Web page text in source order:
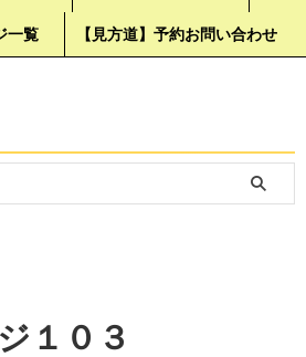
一覧 【見方道】予約お問い合わせ
１０３